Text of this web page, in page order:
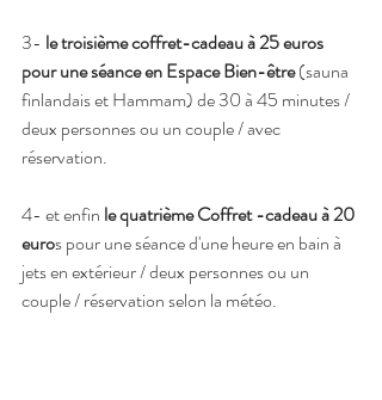
3- le troisième coffret-cadeau à 25 euros
pour une séance en Espace Bien-être (sauna
finlandais et Hammam) de 30 à 45 minutes /
deux personnes ou un couple / avec
réservation.
4- et enfin le quatrième Coffret -cadeau à 20
euros pour une séance d'une heure en bain à
jets en extérieur / deux personnes ou un
couple / réservation selon la météo.